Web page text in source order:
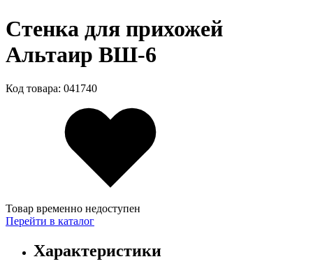
Стенка для прихожей
Альтаир ВШ-6
Код товара: 041740
Товар временно недоступен
Перейти в каталог
Характеристики